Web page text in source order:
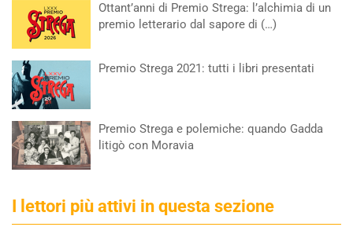
Ottant’anni di Premio Strega: l’alchimia di un
premio letterario dal sapore di (…)
Premio Strega 2021: tutti i libri presentati
Premio Strega e polemiche: quando Gadda
litigò con Moravia
I lettori più attivi in questa sezione